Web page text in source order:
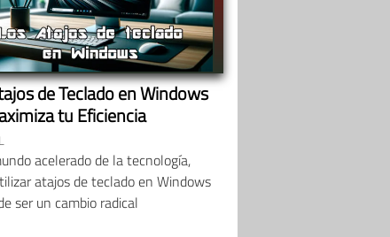
de Teclado en Windows
tu Eficiencia
acelerado de la tecnología,
atajos de teclado en Windows
ser un cambio radical